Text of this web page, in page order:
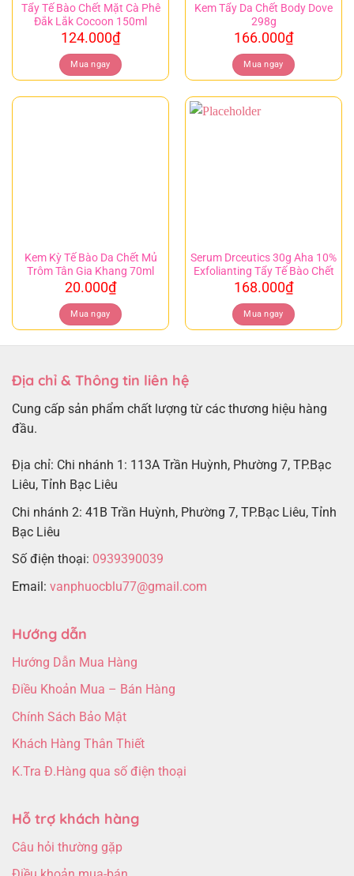
Tẩy Tế Bào Chết Mặt Cà Phê
Đắk Lắk Cocoon 150ml
124.000₫
Mua ngay
Kem Tẩy Da Chết Body Dove
298g
166.000₫
Mua ngay
Kem Kỳ Tế Bào Da Chết Mủ
Trôm Tân Gia Khang 70ml
20.000₫
Mua ngay
Serum Drceutics 30g Aha 10%
Exfolianting Tẩy Tế Bào Chết
168.000₫
Mua ngay
Địa chỉ & Thông tin liên hệ
Cung cấp sản phẩm chất lượng từ các thương hiệu hàng
đầu.
Địa chỉ: Chi nhánh 1: 113A Trần Huỳnh, Phường 7, TP.Bạc
Liêu, Tỉnh Bạc Liêu
Chi nhánh 2: 41B Trần Huỳnh, Phường 7, TP.Bạc Liêu, Tỉnh
Bạc Liêu
Số điện thoại: 0939390039
Email: vanphuocblu77@gmail.com
Hướng dẫn
Hướng Dẫn Mua Hàng
Điều Khoản Mua – Bán Hàng
Chính Sách Bảo Mật
Khách Hàng Thân Thiết
K.Tra Đ.Hàng qua số điện thoại
Hỗ trợ khách hàng
Câu hỏi thường gặp